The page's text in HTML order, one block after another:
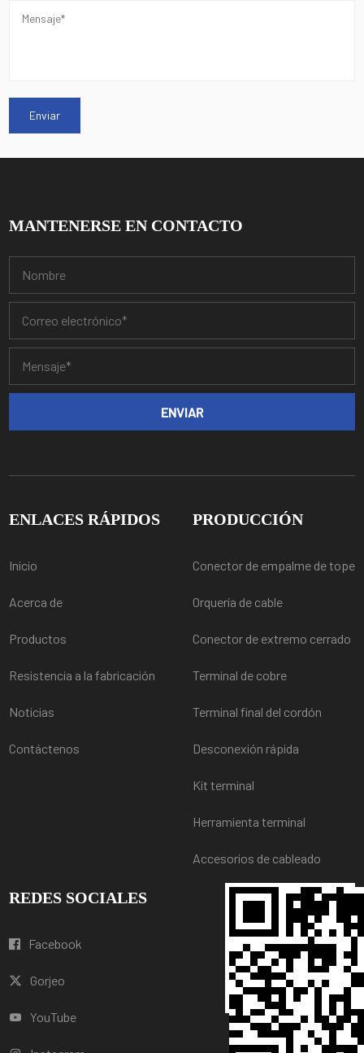
MANTENERSE EN CONTACTO
ENLACES RÁPIDOS
Inicio
Acerca de
Productos
Resistencia a la fabricación
Noticias
Contáctenos
PRODUCCIÓN
Conector de empalme de tope
Orquería de cable
Conector de extremo cerrado
Terminal de cobre
Terminal final del cordón
Desconexión rápida
Kit terminal
Herramienta terminal
Accesorios de cableado
REDES SOCIALES
Facebook
Gorjeo
YouTube